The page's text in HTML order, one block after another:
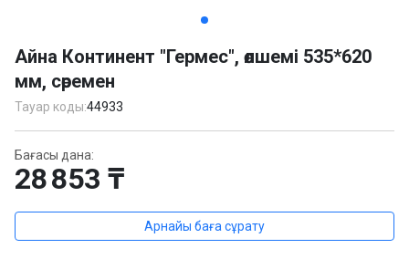
of
2
Айна Континент "Гермес", өлшемі 535*620
мм, сөремен
Тауар коды:44933
Бағасы дана:
28 853 ₸
Арнайы баға сұрату